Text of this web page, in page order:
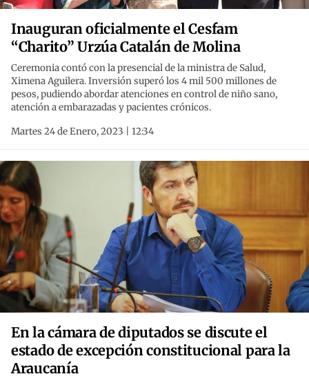
Inauguran oficialmente el Cesfam
“Charito” Urzúa Catalán de Molina
Ceremonia contó con la presencial de la ministra de Salud,
Ximena Aguilera. Inversión superó los 4 mil 500 millones de
pesos, pudiendo abordar atenciones en control de niño sano,
atención a embarazadas y pacientes crónicos.
Martes 24 de Enero, 2023 | 12:34
En la cámara de diputados se discute el
estado de excepción constitucional para la
Araucanía